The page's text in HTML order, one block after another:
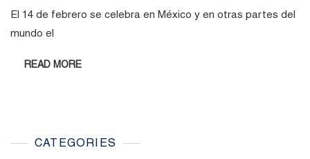
El 14 de febrero se celebra en México y en otras partes del
mundo el
READ MORE
CATEGORIES